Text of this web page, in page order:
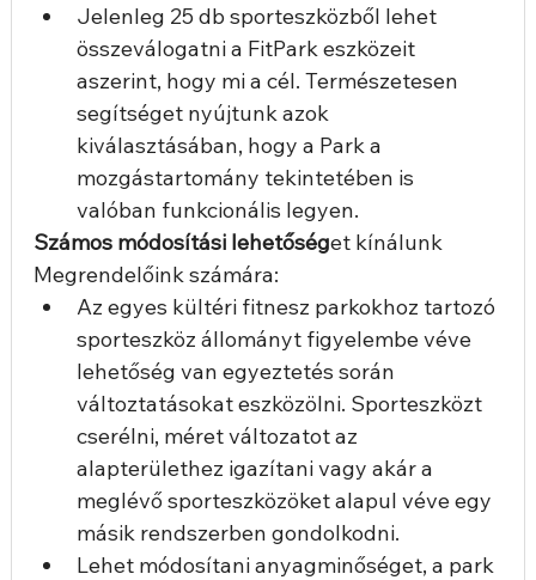
Jelenleg 25 db sporteszközből lehet
összeválogatni a FitPark eszközeit
aszerint, hogy mi a cél. Természetesen
segítséget nyújtunk azok
kiválasztásában, hogy a Park a
mozgástartomány tekintetében is
valóban funkcionális legyen.
Számos módosítási lehetőséget kínálunk
Megrendelőink számára:
Az egyes kültéri fitnesz parkokhoz tartozó
sporteszköz állományt figyelembe véve
lehetőség van egyeztetés során
változtatásokat eszközölni. Sporteszközt
cserélni, méret változatot az
alapterülethez igazítani vagy akár a
meglévő sporteszközöket alapul véve egy
másik rendszerben gondolkodni.
Lehet módosítani anyagminőséget, a park